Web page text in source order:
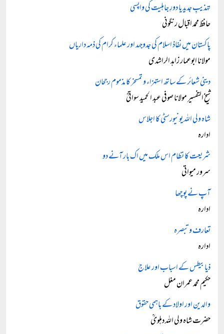
تہذیبِ جدید یا دورِ جاہلیت کی واپسی
حافظ محمد اقبال رنگونی
پاکستان میں نفاذ اسلام کی جدوجہد اور علماء کرام کی ذمہ داریاں
مولانا ابوعمار زاہد الراشدی
دینی شعائر کے ساتھ استہزاء و تمسخر کا مذموم رجحان
شیخ التفسیر مولانا صوفی عبد الحمید سواتیؒ
شاہ ولی اللہ یونیورسٹی کا اجلاس
ادارہ
شریعت کا نظام اس ملک میں اک بار آنے دو
سرور میواتی
آپ نے پوچھا
ادارہ
تعارف و تبصرہ
ادارہ
ذیابیطس کے اسباب اور علاج
حکیم محمد عمران مغل
والدین اور اولاد کے باہمی حقوق
حضرت شاہ ولی اللہ دہلویؒ